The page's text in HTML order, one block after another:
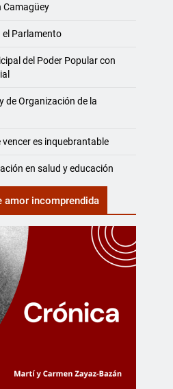
Camagüey
el Parlamento
del Poder Popular con
de Organización de la
es inquebrantable
en salud y educación
amor incomprendida